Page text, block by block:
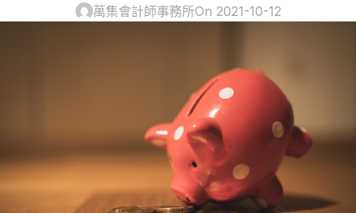
萬集會計師事務所On 2021-10-12